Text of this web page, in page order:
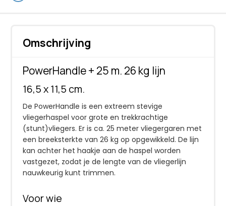
Omschrijving
PowerHandle + 25 m. 26 kg lijn
16,5 x 11,5 cm.
De PowerHandle is een extreem stevige
vliegerhaspel voor grote en trekkrachtige
(stunt)vliegers. Er is ca. 25 meter vliegergaren met
een breeksterkte van 26 kg op opgewikkeld. De lijn
kan achter het haakje aan de haspel worden
vastgezet, zodat je de lengte van de vliegerlijn
nauwkeurig kunt trimmen.
Voor wie